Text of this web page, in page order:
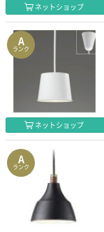
ネットショップ
A
ランク
ネットショップ
A
ランク